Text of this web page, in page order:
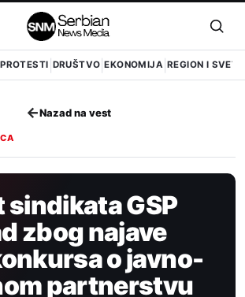
PROTESTI DRUŠTVO EKONOMIJA REGION I SVET
←Nazad na vest
sindikata GSP
zbog najave
o javno-
partnerstvu